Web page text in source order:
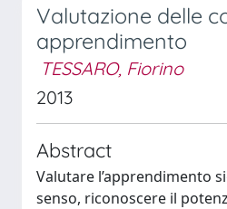
Valutazione delle
apprendimento
TESSARO, Fiorino
2013
Abstract
Valutare l’apprendimento
senso, riconoscere il